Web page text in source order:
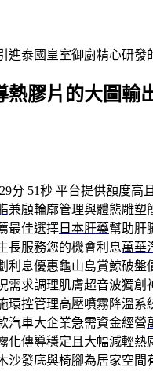
進泰國皇室御廚精心研
熱膠片的大圖輸
分 51秒 平台提供額度高
兼顧輪廓管理與體態雕塑
最佳選擇 日本肝藥幫助肝
長服務您的機會利息萬華
利息優惠龜山島賞鯨破盤
需求調理肌膚超音波獨創
環控管理高壓噴霧降溫系
汽車大企業急需資金經營
化傳導穩定且大幅減輕熱
沙發底與椅腳為居家空間